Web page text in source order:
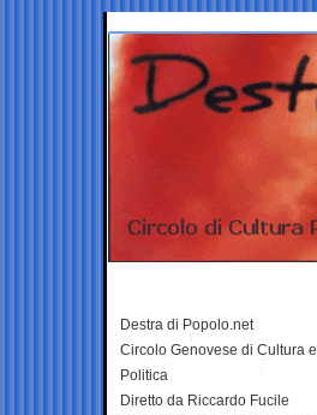
Destra di Popolo.net
Circolo Genovese di Cultura e
Politica
Diretto da Riccardo Fucile